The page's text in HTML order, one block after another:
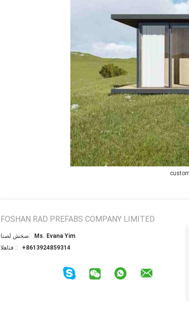
FOSHAN RAD PREFABS COMPANY LIMITED
اتصل شخص:
Ms. Evana Yim
الهاتف ::
+8613924859314